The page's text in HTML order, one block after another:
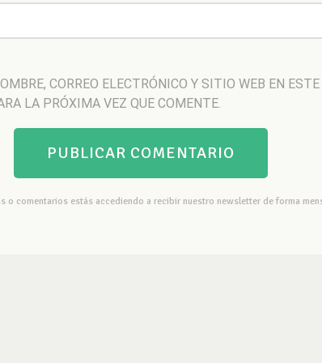
CORREO ELECTRÓNICO Y SITIO WEB EN ESTE
LA PRÓXIMA VEZ QUE COMENTE.
o comentarios estás accediendo a recibir nuestro newsletter de forma